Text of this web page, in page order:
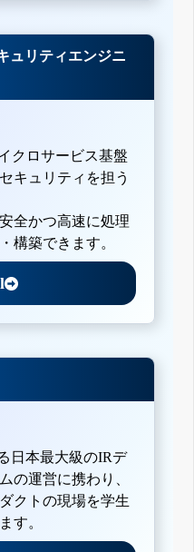
ュリティエンジニ
クロサービス基盤
キュリティを担う
全かつ高速に処理
構築できます。
日本最大級のIRデ
の運営に携わり、
クトの現場を学生
す。